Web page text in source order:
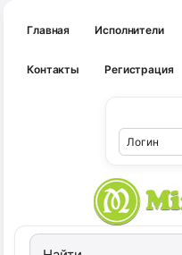
Главная Исполнители
Контакты Регистрация